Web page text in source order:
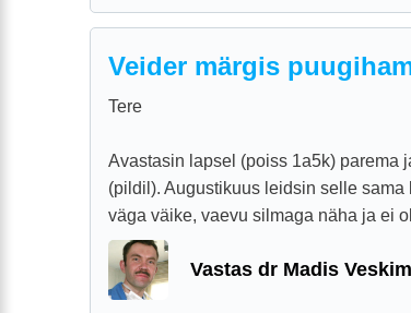
Veider märgis
Tere
Avastasin lapsel (poiss 1a5k) parema
(pildil). Augustikuus leidsin selle
väga väike, vaevu silmaga näha ja ei
Vastas dr Madis